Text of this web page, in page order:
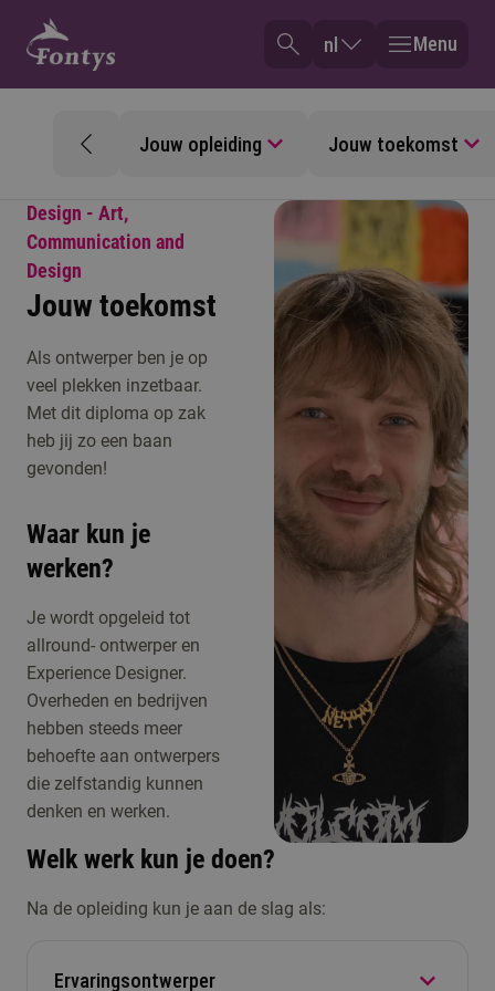
nl Menu
Jouw opleiding Jouw toekomst
Design - Art,
Communication and
Design
Jouw toekomst
Als ontwerper ben je op
veel plekken inzetbaar.
Met dit diploma op zak
heb jij zo een baan
gevonden!
Waar kun je
werken?
Je wordt opgeleid tot
allround- ontwerper en
Experience Designer.
Overheden en bedrijven
hebben steeds meer
behoefte aan ontwerpers
die zelfstandig kunnen
denken en werken.
Welk werk kun je doen?
Na de opleiding kun je aan de slag als:
Ervaringsontwerper